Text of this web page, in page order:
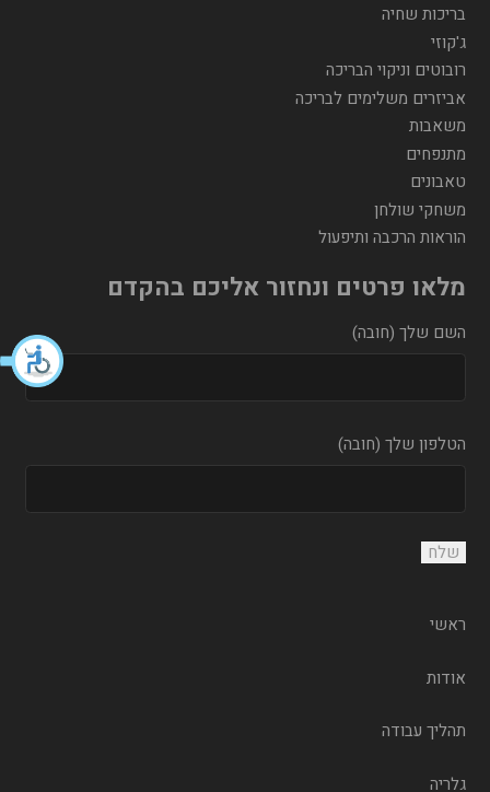
בריכות שחיה
ג'קוזי
רובוטים וניקוי הבריכה
אביזרים משלימים לבריכה
משאבות
מתנפחים
טאבונים
משחקי שולחן
הוראות הרכבה ותיפעול
מלאו פרטים ונחזור אליכם בהקדם
השם שלך (חובה)
הטלפון שלך (חובה)
ראשי
אודות
תהליך עבודה
גלריה